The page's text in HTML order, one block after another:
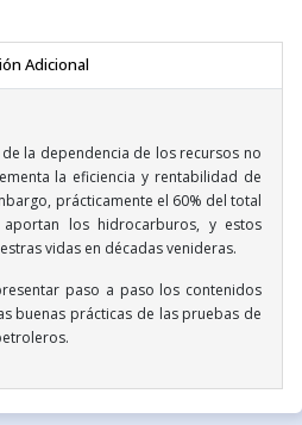
Adicional
la dependencia de los recursos no
la eficiencia y rentabilidad de
prácticamente el 60% del total
los hidrocarburos, y estos
vidas en décadas venideras.
paso a paso los contenidos
buenas prácticas de las pruebas de